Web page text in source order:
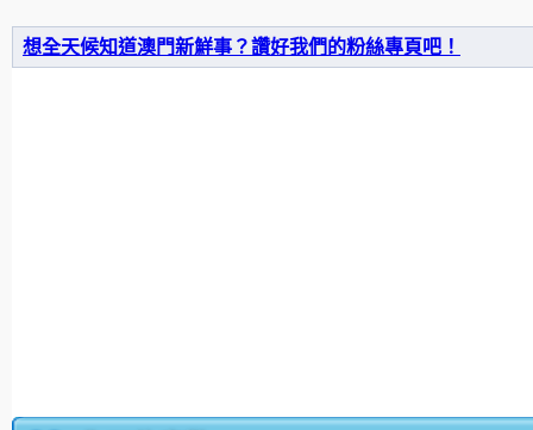
想全天候知道澳門新鮮事？讚好我們的粉絲專頁吧！